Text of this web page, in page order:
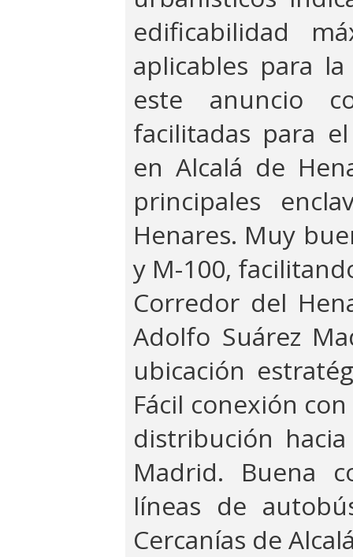
edificabilidad
aplicables para
este anuncio
facilitadas para
en Alcalá de
principales
Henares. Muy
y M-100,
Corredor del
Adolfo Suárez
ubicación
Fácil conexión
distribución
Madrid. Buena
líneas de
Cercanías de